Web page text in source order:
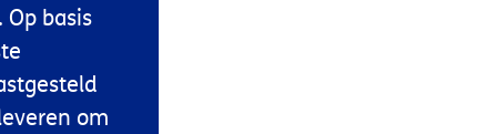
basis
om